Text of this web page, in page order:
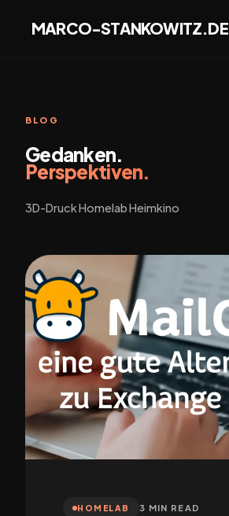
MARCO-STANKOWITZ.DE
BLOG
Gedanken.
Perspektiven.
3D-Druck Homelab Heimkino
HOMELAB 3 MIN READ